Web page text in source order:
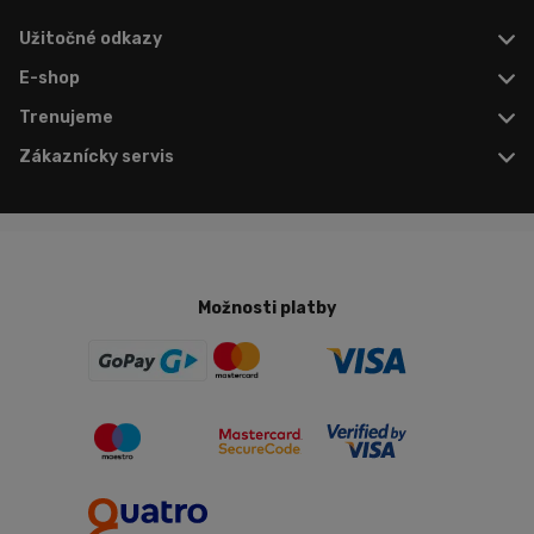
Užitočné odkazy
E-shop
Trenujeme
Zákaznícky servis
Možnosti platby